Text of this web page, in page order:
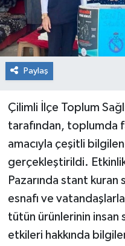
Paylaş
Çilimli İlçe Toplum
tarafından, toplumda
amacıyla çeşitli
gerçekleştirildi. Etkinlik
Pazarında stant
esnafı ve
tütün ürünlerinin insan
etkileri hakkında